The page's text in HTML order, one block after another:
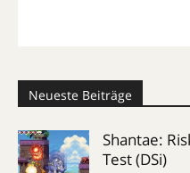
Neueste Beiträge
Shantae:
Test (DSi)